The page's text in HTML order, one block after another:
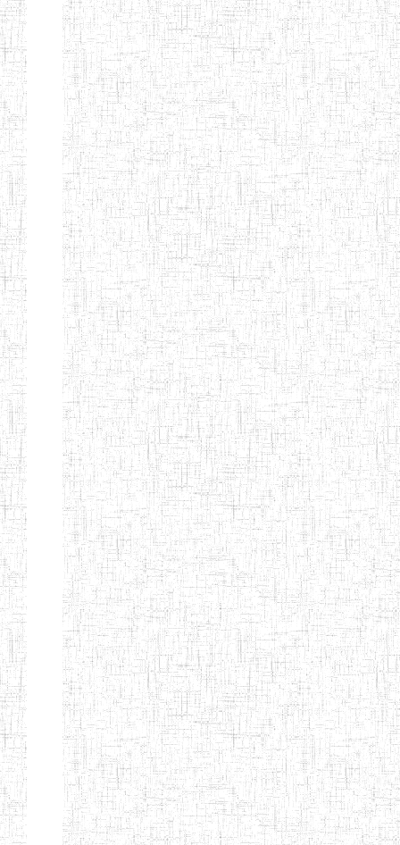
Afficher Page 13 sur 13 Total: 307
Début Préc. 4 5 6 7 8
9
13
Suivant Fin
FONTEM
GTTC
MAMFE
03/11/1983 ENIEG Public
GBTTC
KUMBA
25/08/1978 ENIEG Public
GTTTC
KUMBA
13/08/2013 ENIET Public
GTTC AKWA-
BAKASSI
27/08/2013 ENIEG Public
GTTC
MUNDEMBA
01/08/1997 ENIEG Public
Etablissements
d'enseignement
secondaire
technique
et
professionnel